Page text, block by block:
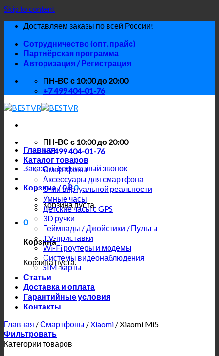
Skip to content
Доставляем заказы по всей России!
Сотрудничество (опт. прайс)
Партнёрская программа
Авторизация / Регистрация
ПН-ВС с 10:00 до 20:00
+7 499 404-01-76
ПН-ВС с 10:00 до 20:00
+7 499 404-01-76
Заказать бесплатный звонок
Корзина /0₽0
Корзина пуста.
0
Корзина
Корзина пуста.
Главная
Каталог товаров
Смартфоны
Аксессуары для смартфона
Очки виртуальной реальности
Умные часы
Детские часы с GPS
3D ручки
Геймпады / Джойстики / Пульты
TV-приставки
Wi-Fi роутеры и модемы
Системы видеонаблюдения
SIM-карты
Статьи
Доставка и оплата
Гарантийные условия
Контакты
Главная /Смартфоны /Xiaomi /Xiaomi Mi5
Фильтровать
Категории товаров